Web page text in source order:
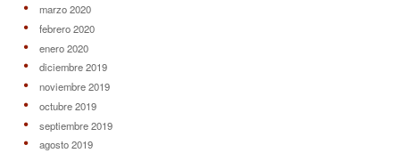
marzo 2020
febrero 2020
enero 2020
diciembre 2019
noviembre 2019
octubre 2019
septiembre 2019
agosto 2019